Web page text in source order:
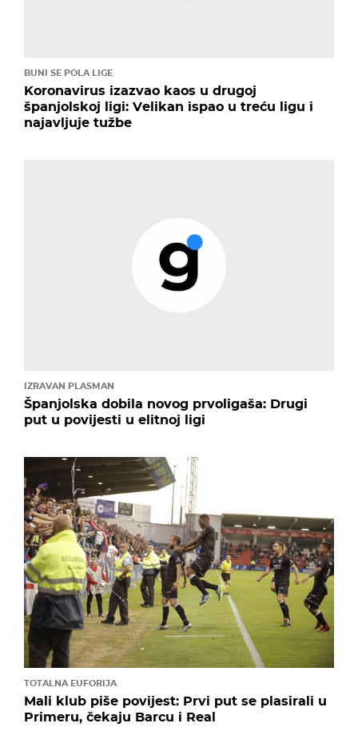
BUNI SE POLA LIGE
Koronavirus izazvao kaos u drugoj
španjolskoj ligi: Velikan ispao u treću ligu i
najavljuje tužbe
IZRAVAN PLASMAN
Španjolska dobila novog prvoligaša: Drugi
put u povijesti u elitnoj ligi
TOTALNA EUFORIJA
Mali klub piše povijest: Prvi put se plasirali u
Primeru, čekaju Barcu i Real